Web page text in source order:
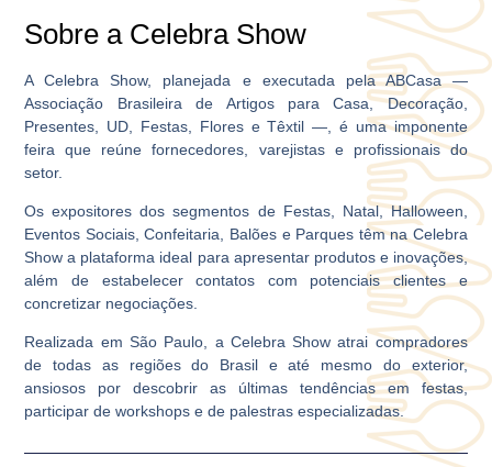
Sobre a Celebra Show
A Celebra Show, planejada e executada pela ABCasa ―
Associação Brasileira de Artigos para Casa, Decoração,
Presentes, UD, Festas, Flores e Têxtil ―, é uma imponente
feira que reúne fornecedores, varejistas e profissionais do
setor.
Os expositores dos segmentos de Festas, Natal, Halloween,
Eventos Sociais, Confeitaria, Balões e Parques têm na Celebra
Show a plataforma ideal para apresentar produtos e inovações,
além de estabelecer contatos com potenciais clientes e
concretizar negociações.
Realizada em São Paulo, a Celebra Show atrai compradores
de todas as regiões do Brasil e até mesmo do exterior,
ansiosos por descobrir as últimas tendências em festas,
participar de workshops e de palestras especializadas.